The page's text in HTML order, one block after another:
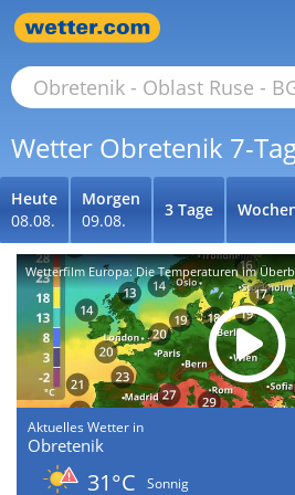
Wetter Obretenik 7-
Heute
08.08.
Morgen
09.08.
3 Tage
Wetterfilm Europa: Die Temperaturen im
Aktuelles Wetter in
Obretenik
31°C
Sonnig